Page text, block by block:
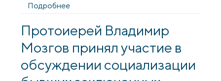
Подробнее
коллегии больше узнали о сакральном
искусстве
Протоиерей Владимир
Мозгов принял участие в
обсуждении социализации